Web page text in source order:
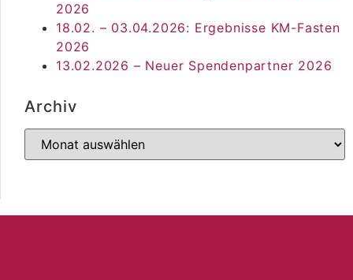
2026
18.02. – 03.04.2026: Ergebnisse KM-Fasten
2026
13.02.2026 – Neuer Spendenpartner 2026
Archiv